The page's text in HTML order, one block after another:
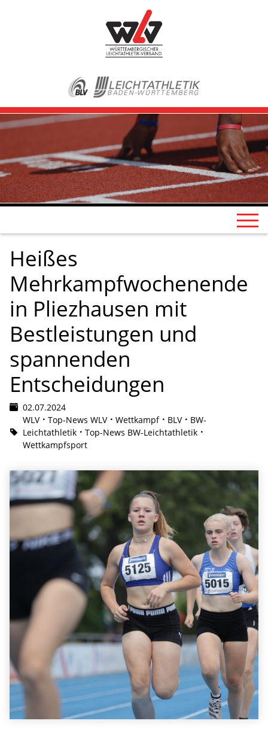
Heißes
Mehrkampfwochenende
in Pliezhausen mit
Bestleistungen und
spannenden
Entscheidungen
02.07.2024
WLV
Top-News WLV Wettkampf BLV
BW-
Leichtathletik
Top-News BW-Leichtathletik
Wettkampfsport